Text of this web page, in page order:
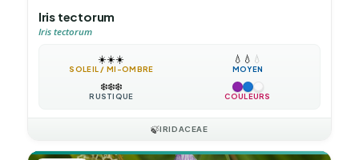
Iris tectorum
Iris tectorum
☀️☀️☀️
SOLEIL / MI-OMBRE
💧 💧 💧
MOYEN
❄️❄️❄️
RUSTIQUE COULEURS
🍃IRIDACEAE